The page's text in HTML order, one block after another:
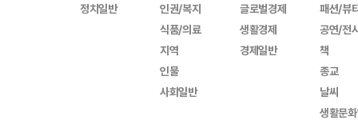
정치일반
인권/복지
식품/의료
지역
인물
사회일반
글로벌경제
생활경제
경제일반
패션/뷰
공연/전
책
종교
날씨
생활문